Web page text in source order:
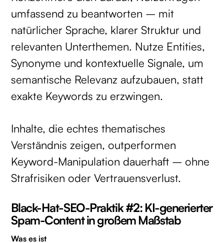
umfassend zu beantworten – mit
natürlicher Sprache, klarer Struktur und
relevanten Unterthemen. Nutze Entities,
Synonyme und kontextuelle Signale, um
semantische Relevanz aufzubauen, statt
exakte Keywords zu erzwingen.
Inhalte, die echtes thematisches
Verständnis zeigen, outperformen
Keyword-Manipulation dauerhaft – ohne
Strafrisiken oder Vertrauensverlust.
Black-Hat-SEO-Praktik #2: KI-generierter
Spam-Content in großem Maßstab
Was es ist